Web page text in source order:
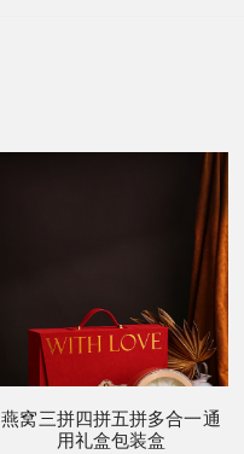
燕窝三拼四拼五拼多合一通
用礼盒包装盒